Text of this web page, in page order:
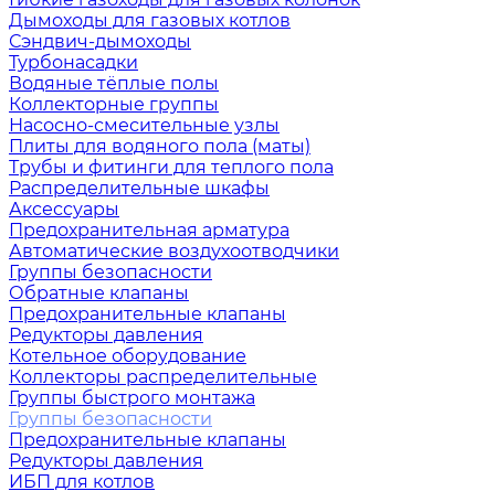
Дымоходы для газовых котлов
Сэндвич-дымоходы
Турбонасадки
Водяные тёплые полы
Коллекторные группы
Насосно-смесительные узлы
Плиты для водяного пола (маты)
Трубы и фитинги для теплого пола
Распределительные шкафы
Аксессуары
Предохранительная арматура
Автоматические воздухоотводчики
Группы безопасности
Обратные клапаны
Предохранительные клапаны
Редукторы давления
Котельное оборудование
Коллекторы распределительные
Группы быстрого монтажа
Группы безопасности
Предохранительные клапаны
Редукторы давления
ИБП для котлов